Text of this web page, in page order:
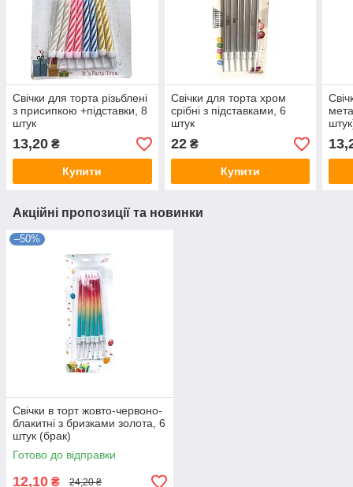
Свічки для торта різьблені
з присипкою +підставки, 8
штук
13,20 ₴
Купити
Свічки для торта хром
срібні з підставками, 6
штук
22₴
Купити
Акційні пропозиції та новинки
–50%
Свічки в торт жовто-червоно-
блакитні з бризками золота, 6
штук (брак)
Готово до відправки
12,10 ₴ 24,20 ₴